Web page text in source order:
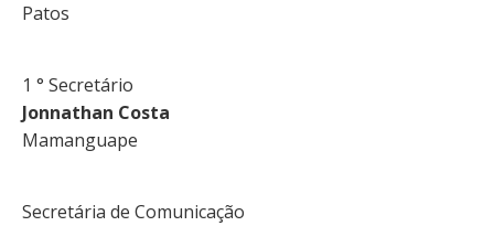
Patos
1 ° Secretário
Jonnathan Costa
Mamanguape
Secretária de Comunicação